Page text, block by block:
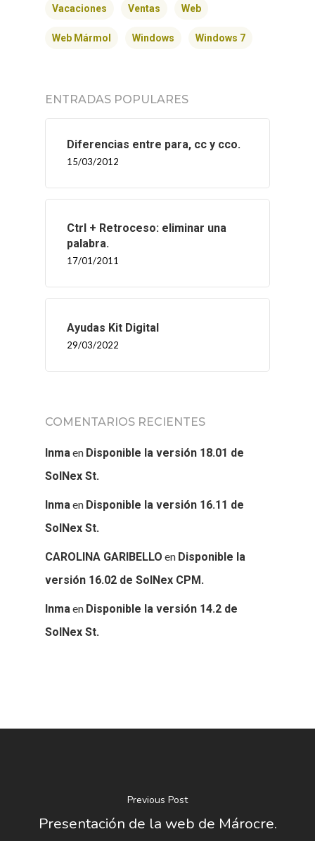
Vacaciones Ventas Web
Web Mármol Windows Windows 7
ENTRADAS POPULARES
Diferencias entre para, cc y cco.
15/03/2012
Ctrl + Retroceso: eliminar una
palabra.
17/01/2011
Ayudas Kit Digital
29/03/2022
COMENTARIOS RECIENTES
Inmaen Disponible la versión 18.01 de
SolNex St.
Inmaen Disponible la versión 16.11 de
SolNex St.
CAROLINA GARIBELLO en Disponible la
versión 16.02 de SolNex CPM.
Inmaen Disponible la versión 14.2 de
SolNex St.
Previous Post
Presentación de la web de Márocre.
INICIO
SOLNEX
SERVICIOS
CONTACTO